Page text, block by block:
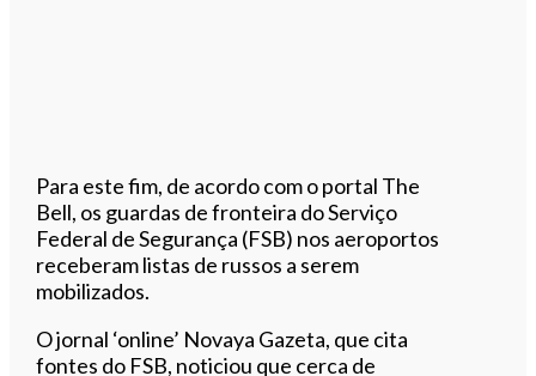
Para este fim, de acordo com o portal The
Bell, os guardas de fronteira do Serviço
Federal de Segurança (FSB) nos aeroportos
receberam listas de russos a serem
mobilizados.
O jornal ‘online’ Novaya Gazeta, que cita
fontes do FSB, noticiou que cerca de